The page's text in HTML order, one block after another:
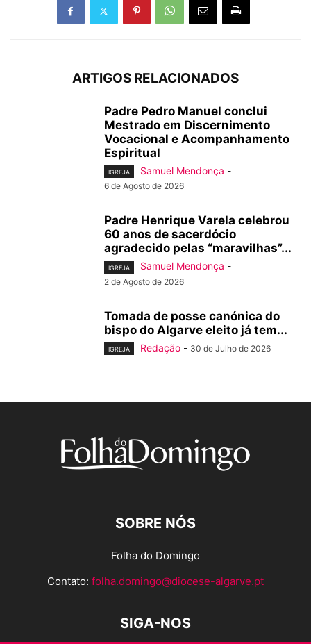
ARTIGOS RELACIONADOS
Padre Pedro Manuel conclui
Mestrado em Discernimento
Vocacional e Acompanhamento
Espiritual
IGREJA Samuel Mendonça -
6 de Agosto de 2026
Padre Henrique Varela celebrou
60 anos de sacerdócio
agradecido pelas “maravilhas”...
IGREJA Samuel Mendonça -
2 de Agosto de 2026
Tomada de posse canónica do
bispo do Algarve eleito já tem...
IGREJA Redação - 30 de Julho de 2026
SOBRE NÓS
Folha do Domingo
Contato: folha.domingo@diocese-algarve.pt
SIGA-NOS